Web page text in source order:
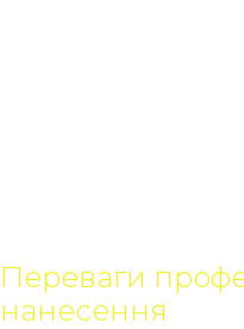
Переваги
нанесення